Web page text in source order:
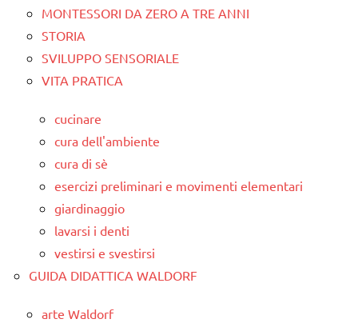
MONTESSORI DA ZERO A TRE ANNI
STORIA
SVILUPPO SENSORIALE
VITA PRATICA
cucinare
cura dell'ambiente
cura di sè
esercizi preliminari e movimenti elementari
giardinaggio
lavarsi i denti
vestirsi e svestirsi
GUIDA DIDATTICA WALDORF
arte Waldorf